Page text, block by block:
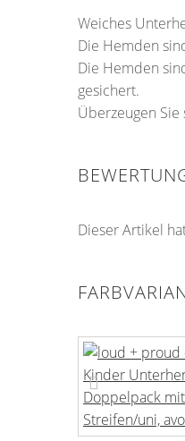
Weiches
Die Hemden
Die Hemden
gesichert.
Überzeugen
Dieser Artikel